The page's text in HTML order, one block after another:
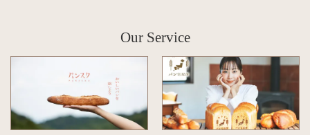
Our Service